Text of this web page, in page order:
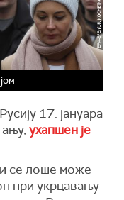
17. јануара
ухапшен је
се лоше може
при укрцавању